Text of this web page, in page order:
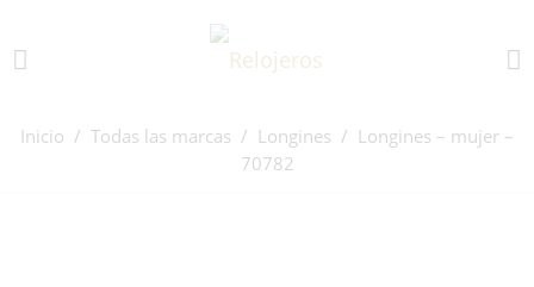
Inicio / Todas las marcas / Longines / Longines – mujer –
70782